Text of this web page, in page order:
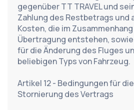
gegenüber TT TRAVEL und
Zahlung des Restbetrags und
Kosten, die im
Übertragung entstehen,
für die Änderung des Fluges
beliebigen Typs von Fahrzeug.
Artikel 12 - Bedingungen für
Stornierung des Vertrags